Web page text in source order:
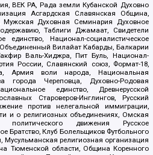
ВЕК РА, Рада земли Кубанской Духовно
Асгардская Славянская Община,
Духовная Семинария Духовное
Таблиги Джамаат, Свидетели
единство, Национал-социалистическое
Вилайат Кабарды, Балкарии
Валь-Хиджра, Пит Буль, Национал-
России, Славянский союз, Формат-18,
Армия воли народа, Национальная
города Череповца, Духовно-Родовая
единство, Древнерусской
Староверов-Инглингов, Русский
против нелегальной иммиграции,
и о религиозных объединениях, Омская
политического движения Русское
Братство, Клуб Болельщиков Футбольного
религиозная организация
Тюменской области, Община Коренного